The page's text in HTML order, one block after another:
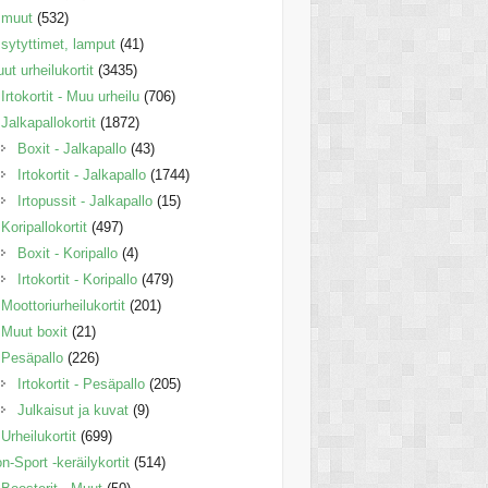
muut (532)
sytyttimet, lamput (41)
urheilukortit (3435)
Irtokortit - Muu urheilu (706)
Jalkapallokortit (1872)
Boxit - Jalkapallo (43)
Irtokortit - Jalkapallo (1744)
Irtopussit - Jalkapallo (15)
Koripallokortit (497)
Boxit - Koripallo (4)
Irtokortit - Koripallo (479)
Moottoriurheilukortit (201)
Muut boxit (21)
Pesäpallo (226)
Irtokortit - Pesäpallo (205)
Julkaisut ja kuvat (9)
Urheilukortit (699)
Sport -keräilykortit (514)